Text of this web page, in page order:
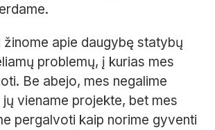
žinome apie daugybę statybų
problemų, į kurias mes
Be abejo, mes negalime
viename projekte, bet mes
pergalvoti kaip norime gyventi